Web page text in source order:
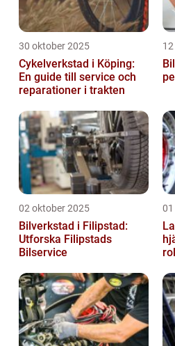
30 oktober 2025
Cykelverkstad i Köping:
En guide till service och
reparationer i trakten
02 oktober 2025
Bilverkstad i Filipstad:
Utforska Filipstads
Bilservice